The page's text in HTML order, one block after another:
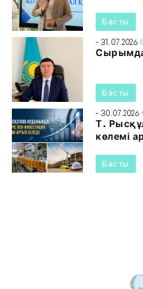
Басты
- 31.07.2026
Сырымда
Басты
- 30.07.2026
Т.
көлемі
Басты